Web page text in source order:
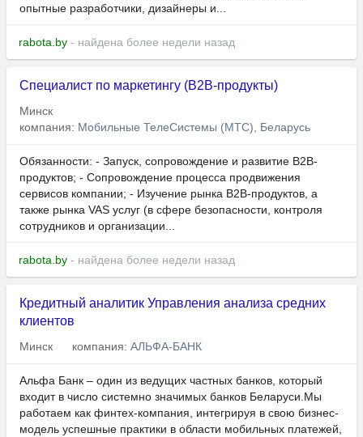
опытные разработчики, дизайнеры и...
rabota.by - найдена более недели назад
Специалист по маркетингу (В2В-продукты)
Минск
компания: Мобильные ТелеСистемы (МТС), Беларусь
Обязанности: - Запуск, сопровождение и развитие B2B-
продуктов; - Сопровождение процесса продвижения
сервисов компании; - Изучение рынка B2B-продуктов, а
также рынка VAS услуг (в сфере безопасности, контроля
сотрудников и организации...
rabota.by - найдена более недели назад
Кредитный аналитик Управления анализа средних
клиентов
Минск компания: АЛЬФА-БАНК
Альфа Банк – один из ведущих частных банков, который
входит в число системно значимых банков Беларуси.Мы
работаем как финтех-компания, интегрируя в свою бизнес-
модель успешные практики в области мобильных платежей,